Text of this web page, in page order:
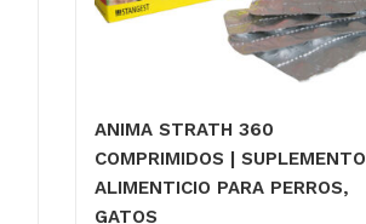
ANIMA STRATH 360
COMPRIMIDOS | SUPLEMENTO
ALIMENTICIO PARA PERROS,
GATOS